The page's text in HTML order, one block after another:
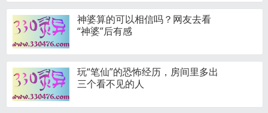
神婆算的可以相信吗？网友去看
“神婆”后有感
玩“笔仙”的恐怖经历，房间里多出
三个看不见的人